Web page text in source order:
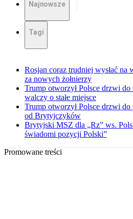
Najnowsze
Tagi
Rosjan coraz trudniej wysłać na
za nowych żołnierzy
Trump otworzył Polsce drzwi do
walczy o stałe miejsce
Trump otworzył Polsce drzwi
od Brytyjczyków
Brytyjski MSZ dla „Rz” ws.
świadomi pozycji Polski”
Promowane treści